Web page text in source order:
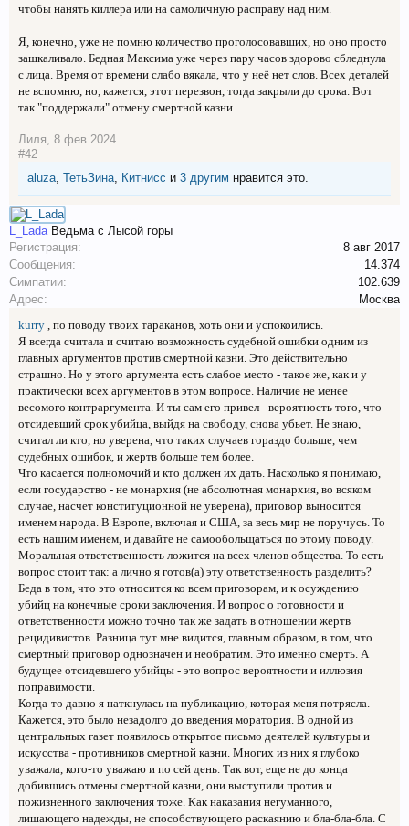
чтобы нанять киллера или на самоличную расправу над ним.
Я, конечно, уже не помню количество проголосовавших, но оно просто
зашкаливало. Бедная Максима уже через пару часов здорово сбледнула
с лица. Время от времени слабо вякала, что у неё нет слов. Всех деталей
не вспомню, но, кажется, этот перезвон, тогда закрыли до срока. Вот
так "поддержали" отмену смертной казни.
Лиля 8 фев 2024
#42
aluza ТетьЗина Китнисс и 3 другим нравится это.
L_Lada Ведьма с Лысой горы
Регистрация:
8 авг 2017
Сообщения:
14.374
Симпатии:
102.639
Адрес:
Москва
kurry , по поводу твоих тараканов, хоть они и успокоились.
Я всегда считала и считаю возможность судебной ошибки одним из
главных аргументов против смертной казни. Это действительно
страшно. Но у этого аргумента есть слабое место - такое же, как и у
практически всех аргументов в этом вопросе. Наличие не менее
весомого контраргумента. И ты сам его привел - вероятность того, что
отсидевший срок убийца, выйдя на свободу, снова убьет. Не знаю,
считал ли кто, но уверена, что таких случаев гораздо больше, чем
судебных ошибок, и жертв больше тем более.
Что касается полномочий и кто должен их дать. Насколько я понимаю,
если государство - не монархия (не абсолютная монархия, во всяком
случае, насчет конституционной не уверена), приговор выносится
именем народа. В Европе, включая и США, за весь мир не поручусь. То
есть нашим именем, и давайте не самообольщаться по этому поводу.
Моральная ответственность ложится на всех членов общества. То есть
вопрос стоит так: а лично я готов(а) эту ответственность разделить?
Беда в том, что это относится ко всем приговорам, и к осуждению
убийц на конечные сроки заключения. И вопрос о готовности и
ответственности можно точно так же задать в отношении жертв
рецидивистов. Разница тут мне видится, главным образом, в том, что
смертный приговор однозначен и необратим. Это именно смерть. А
будущее отсидевшего убийцы - это вопрос вероятности и иллюзия
поправимости.
Когда-то давно я наткнулась на публикацию, которая меня потрясла.
Кажется, это было незадолго до введения моратория. В одной из
центральных газет появилось открытое письмо деятелей культуры и
искусства - противников смертной казни. Многих из них я глубоко
уважала, кого-то уважаю и по сей день. Так вот, еще не до конца
добившись отмены смертной казни, они выступили против и
пожизненного заключения тоже. Как наказания негуманного,
лишающего надежды, не способствующего раскаянию и бла-бла-бла. С